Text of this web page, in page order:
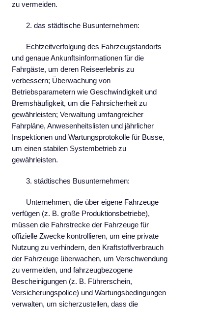
zu vermeiden.
2. das städtische Busunternehmen:
Echtzeitverfolgung des Fahrzeugstandorts
und genaue Ankunftsinformationen für die
Fahrgäste, um deren Reiseerlebnis zu
verbessern; Überwachung von
Betriebsparametern wie Geschwindigkeit und
Bremshäufigkeit, um die Fahrsicherheit zu
gewährleisten; Verwaltung umfangreicher
Fahrpläne, Anwesenheitslisten und jährlicher
Inspektionen und Wartungsprotokolle für Busse,
um einen stabilen Systembetrieb zu
gewährleisten.
3. städtisches Busunternehmen:
Unternehmen, die über eigene Fahrzeuge
verfügen (z. B. große Produktionsbetriebe),
müssen die Fahrstrecke der Fahrzeuge für
offizielle Zwecke kontrollieren, um eine private
Nutzung zu verhindern, den Kraftstoffverbrauch
der Fahrzeuge überwachen, um Verschwendung
zu vermeiden, und fahrzeugbezogene
Bescheinigungen (z. B. Führerschein,
Versicherungspolice) und Wartungsbedingungen
verwalten, um sicherzustellen, dass die